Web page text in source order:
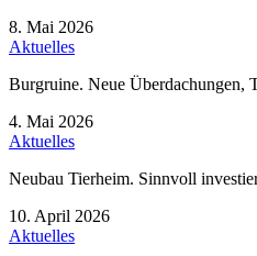
8. Mai 2026
Aktuelles
Burgruine. Neue Überdachungen,
4. Mai 2026
Aktuelles
Neubau Tierheim. Sinnvoll
10. April 2026
Aktuelles